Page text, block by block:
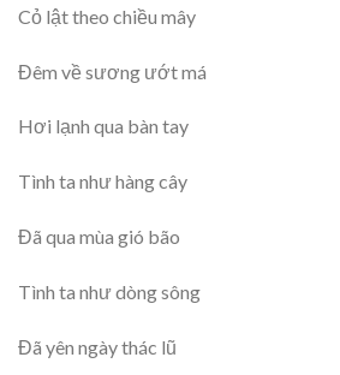
Cỏ lật theo chiều mây
Đêm về sương ướt má
Hơi lạnh qua bàn tay
Tình ta như hàng cây
Đã qua mùa gió bão
Tình ta như dòng sông
Đã yên ngày thác lũ